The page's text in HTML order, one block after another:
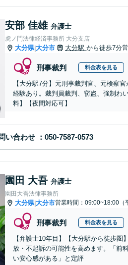
安部 佳雄 弁護士
虎ノ門法律経済事務所 大分支店
大分県|大分市 大分駅 から徒歩7分
刑事裁判 料金表を見る
【大分駅7分】元刑事裁判官、元検察
経験あり。裁判員裁判、窃盗、強制わ
料】【夜間対応可】
い合わせ
園田 大吾 弁護士
園田大吾法律事務所
大分県|大分市営業時間：09:00~18:00（
刑事裁判 料金表を見る
【弁護士10年目】【大分駅から徒歩
放・不起訴の可能性を高めます。「前
い安心感がある」と定評